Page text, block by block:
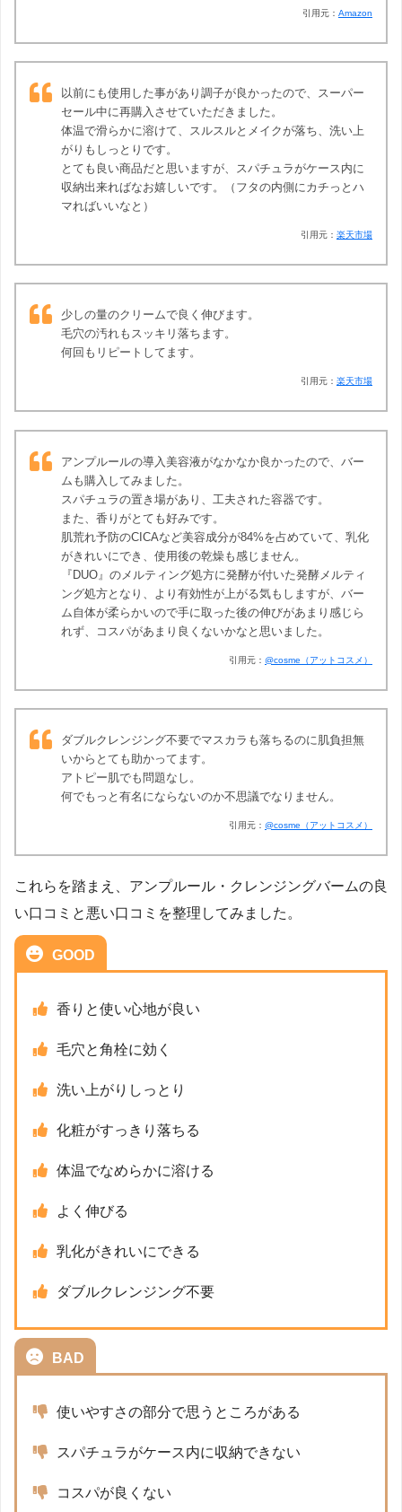
引用元： Amazon
以前にも使用した事があり調子が良かったので、スーパー
セール中に再購入させていただきました。
体温で滑らかに溶けて、スルスルとメイクが落ち、洗い上
がりもしっとりです。
とても良い商品だと思いますが、スパチュラがケース内に
収納出来ればなお嬉しいです。（フタの内側にカチっとハ
マればいいなと）
引用元： 楽天市場
少しの量のクリームで良く伸びます。
毛穴の汚れもスッキリ落ちます。
何回もリピートしてます。
引用元： 楽天市場
アンプルールの導入美容液がなかなか良かったので、バー
ムも購入してみました。
スパチュラの置き場があり、工夫された容器です。
また、香りがとても好みです。
肌荒れ予防のCICAなど美容成分が84%を占めていて、乳化
がきれいにでき、使用後の乾燥も感じません。
『DUO』のメルティング処方に発酵が付いた発酵メルティ
ング処方となり、より有効性が上がる気もしますが、バー
ム自体が柔らかいので手に取った後の伸びがあまり感じら
れず、コスパがあまり良くないかなと思いました。
引用元： @cosme（アットコスメ）
ダブルクレンジング不要でマスカラも落ちるのに肌負担無
いからとても助かってます。
アトピー肌でも問題なし。
何でもっと有名にならないのか不思議でなりません。
引用元： @cosme（アットコスメ）
これらを踏まえ、アンプルール・クレンジングバームの良
い口コミと悪い口コミを整理してみました。
GOOD
香りと使い心地が良い
毛穴と角栓に効く
洗い上がりしっとり
化粧がすっきり落ちる
体温でなめらかに溶ける
よく伸びる
乳化がきれいにできる
ダブルクレンジング不要
BAD
使いやすさの部分で思うところがある
スパチュラがケース内に収納できない
コスパが良くない